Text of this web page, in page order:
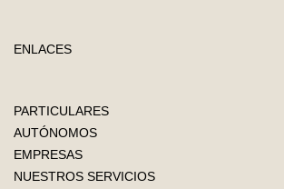
ENLACES
PARTICULARES
AUTÓNOMOS
EMPRESAS
NUESTROS SERVICIOS